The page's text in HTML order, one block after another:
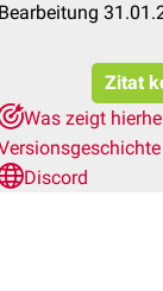
Bearbeitung
Zitat
Was zeigt
Discord